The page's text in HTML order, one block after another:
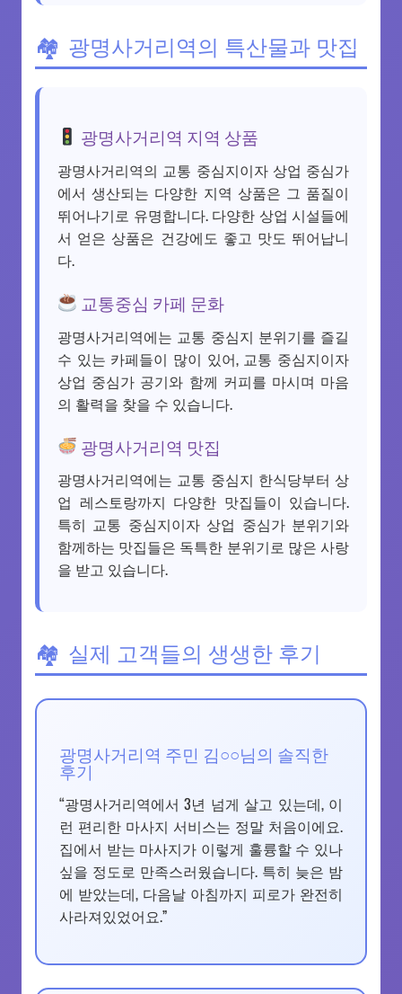
광명사거리역의 특산물과 맛집
광명사거리역 지역 상품
광명사거리역의 교통 중심지이자 상업 중심가
에서 생산되는 다양한 지역 상품은 그 품질이
뛰어나기로 유명합니다. 다양한 상업 시설들에
서 얻은 상품은 건강에도 좋고 맛도 뛰어납니
다.
교통중심 카페 문화
광명사거리역에는 교통 중심지 분위기를 즐길
수 있는 카페들이 많이 있어, 교통 중심지이자
상업 중심가 공기와 함께 커피를 마시며 마음
의 활력을 찾을 수 있습니다.
광명사거리역 맛집
광명사거리역에는 교통 중심지 한식당부터 상
업 레스토랑까지 다양한 맛집들이 있습니다.
특히 교통 중심지이자 상업 중심가 분위기와
함께하는 맛집들은 독특한 분위기로 많은 사랑
을 받고 있습니다.
실제 고객들의 생생한 후기
광명사거리역 주민 김○○님의 솔직한
후기
“광명사거리역에서 3년 넘게 살고 있는데, 이
런 편리한 마사지 서비스는 정말 처음이에요.
집에서 받는 마사지가 이렇게 훌륭할 수 있나
싶을 정도로 만족스러웠습니다. 특히 늦은 밤
에 받았는데, 다음날 아침까지 피로가 완전히
사라져있었어요.”